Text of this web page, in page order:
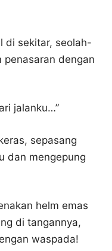
di sekitar, seolah-
penasaran dengan
jalanku…”
sepasang
dan mengepung
helm emas
di tangannya,
waspada!